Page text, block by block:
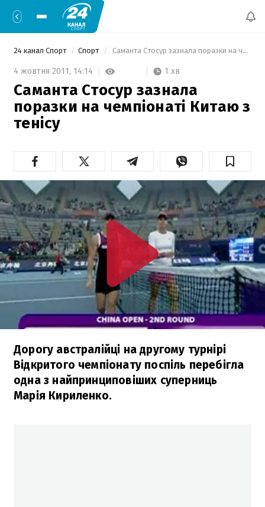
24 канал Спорт Спорт Саманта Стосур зазнала поразки на чемпіонаті Китаю з тенісу
4 жовтня 2011, 14:14 1 хв
Саманта Стосур зазнала
поразки на чемпіонаті Китаю з
тенісу
Дорогу австралійці на другому турнірі
Відкритого чемпіонату поспіль перебігла
одна з найпринциповіших суперниць
Марія Кириленко.